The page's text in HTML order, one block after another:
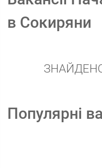
в Сокиряни
Популярні